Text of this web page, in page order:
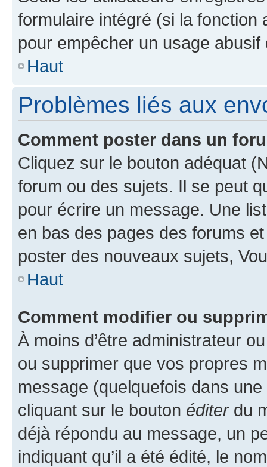
formulaire intégré (si la fonction
pour empêcher un usage
Haut
Problèmes liés aux
Comment poster dans un
Cliquez sur le bouton adéquat
forum ou des sujets. Il se peut
pour écrire un message. Une
en bas des pages des forums
poster des nouveaux sujets,
Haut
Comment modifier ou
À moins d’être administrateur
ou supprimer que vos propres
message (quelquefois dans
cliquant sur le bouton éditerdu
déjà répondu au message, un
indiquant qu’il a été édité, le